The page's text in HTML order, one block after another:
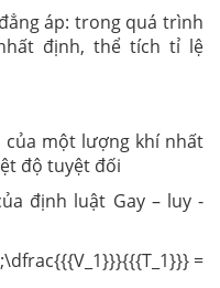
áp: trong quá trình
định, thể tích tỉ lệ
một lượng khí nhất
độ tuyệt đối
định luật Gay – luy -
=